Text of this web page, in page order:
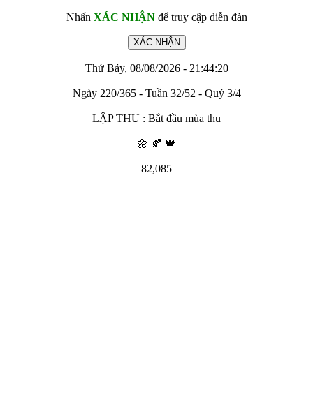
Nhấn XÁC NHẬNđể truy cập diễn đàn
Thứ Bảy, 08/08/2026 - 21:44:20
Ngày 220/365 - Tuần 32/52 - Quý 3/4
LẬP THU : Bắt đầu mùa thu
🌼 🍂 🍁
82,085